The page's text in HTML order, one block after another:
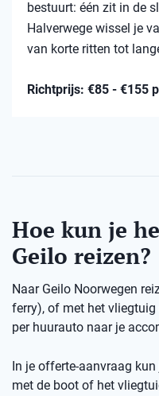
bestuurt: één zit in de
Halverwege wissel je
van korte ritten tot
Richtprijs: €85 - €155
Hoe kun je
Geilo reizen?
Naar Geilo Noorwegen
ferry), of met het
per huurauto naar je
In je offerte-aanvraag
met de boot of het